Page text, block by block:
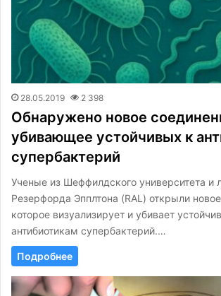
28.05.2019 2 398
Обнаружено новое
убивающее устойчивых к
супербактерий
Ученые из Шеффилдского университета и
Резерфорда Эпплтона (RAL) открыли
которое визуализирует и убивает
антибиотикам супербактерий.…
Подробнее